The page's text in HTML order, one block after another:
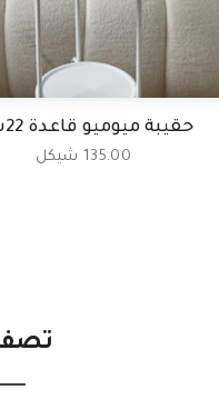
حقيبة ميوميو قاعدة 22سم
135.00 شيكل